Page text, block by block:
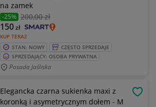
na zamek
-25% 200,00 zł
KUP TERAZ
150zł
STAN: NOWY
CZĘSTO SPRZEDAJE
SPRZEDAJĄCY: OSOBA PRYWATNA
Posada Jaśliska
Elegancka czarna sukienka maxi z
koronką i asymetrycznym dołem - M